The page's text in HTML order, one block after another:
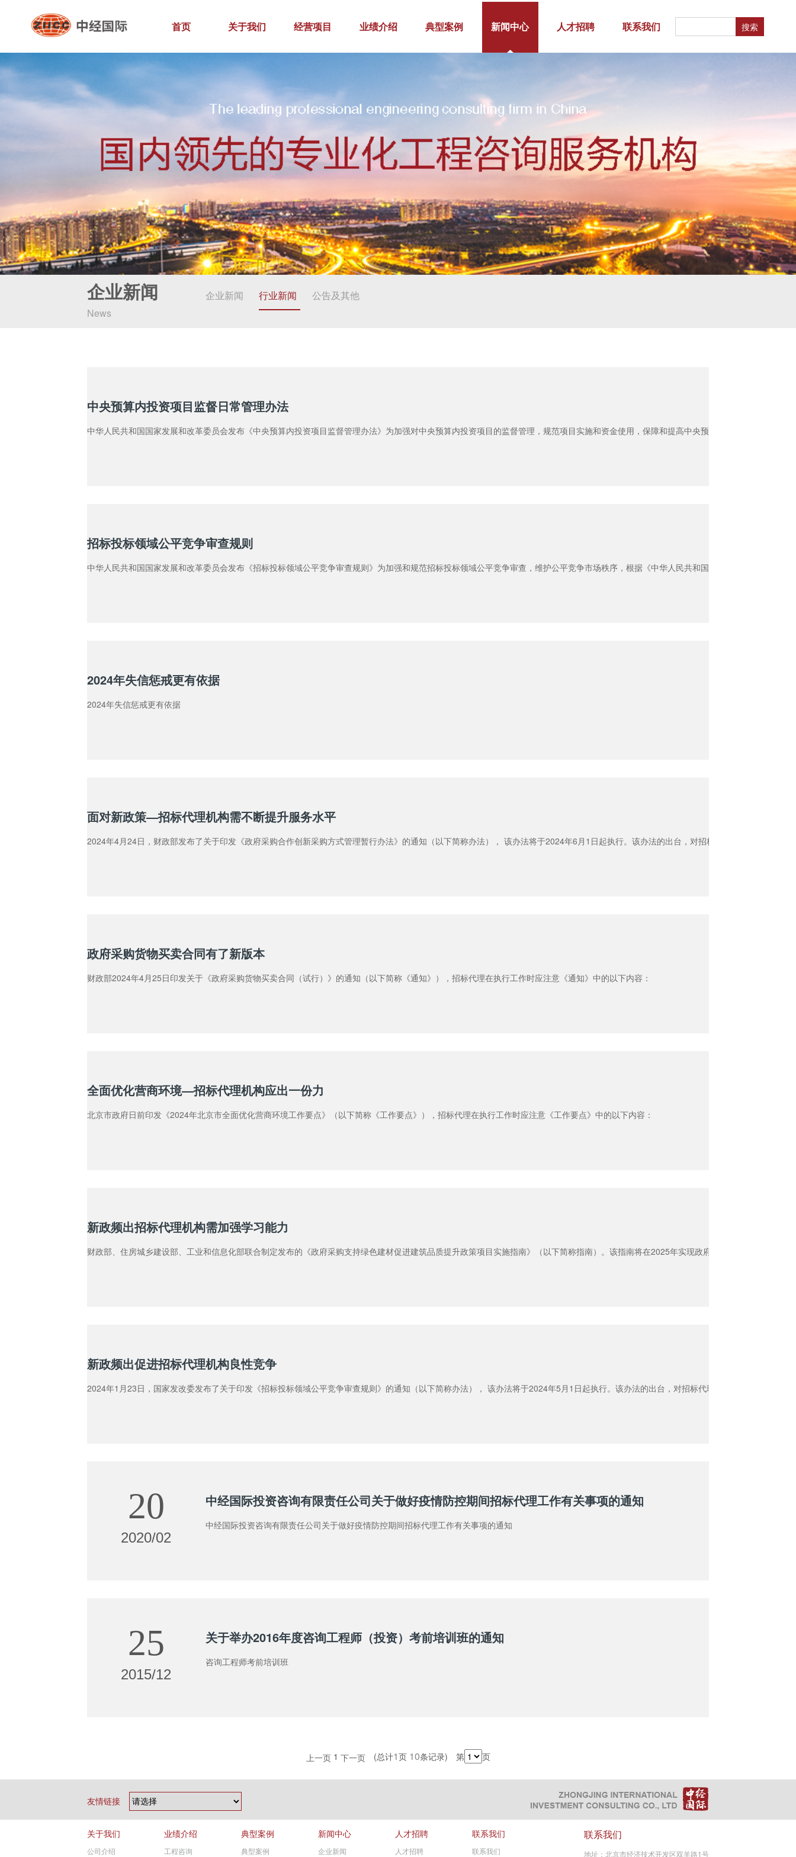
首页 关于我们 经营项目 业绩介绍 典型案例 新闻中心 人才招聘 联系我们
企业新闻
News
企业新闻 行业新闻 公告及其他
中央预算内投资项目监督日常管理办法
中华人民共和国国家发展和改革委员会发布《中央预算内投资项目监督管理办法》为加强对中央预算内投资项目的监督管理，规范项目实施和资金使用，保障和提高中央预算内投资综合效益，
招标投标领域公平竞争审查规则
中华人民共和国国家发展和改革委员会发布《招标投标领域公平竞争审查规则》为加强和规范招标投标领域公平竞争审查，维护公平竞争市场秩序，根据《中华人民共和国招标投标法》《中华
2024年失信惩戒更有依据
2024年失信惩戒更有依据
面对新政策—招标代理机构需不断提升服务水平
2024年4月24日，财政部发布了关于印发《政府采购合作创新采购方式管理暂行办法》的通知（以下简称办法）， 该办法将于2024年6月1日起执行。该办法的出台，对招标代理机构在执行政府
政府采购货物买卖合同有了新版本
财政部2024年4月25日印发关于《政府采购货物买卖合同（试行）》的通知（以下简称《通知》），招标代理在执行工作时应注意《通知》中的以下内容：
全面优化营商环境—招标代理机构应出一份力
北京市政府日前印发《2024年北京市全面优化营商环境工作要点》（以下简称《工作要点》），招标代理在执行工作时应注意《工作要点》中的以下内容：
新政频出招标代理机构需加强学习能力
财政部、住房城乡建设部、工业和信息化部联合制定发布的《政府采购支持绿色建材促进建筑品质提升政策项目实施指南》（以下简称指南）。该指南将在2025年实现政府采购工程项目政策实
新政频出促进招标代理机构良性竞争
2024年1月23日，国家发改委发布了关于印发《招标投标领域公平竞争审查规则》的通知（以下简称办法）， 该办法将于2024年5月1日起执行。该办法的出台，对招标代理机构的影响主要体现
20
2020/02
中经国际投资咨询有限责任公司关于做好疫情防控期间招标代理工作有关事项的通知
中经国际投资咨询有限责任公司关于做好疫情防控期间招标代理工作有关事项的通知
25
2015/12
关于举办2016年度咨询工程师（投资）考前培训班的通知
咨询工程师考前培训班
上一页 1 下一页(总计1页 10条记录) 第 页
友情链接
关于我们
公司介绍
业绩介绍
工程咨询
典型案例
典型案例
新闻中心
企业新闻
人才招聘
人才招聘
联系我们
联系我们
联系我们
地址：北京市经济技术开发区双羊路1号